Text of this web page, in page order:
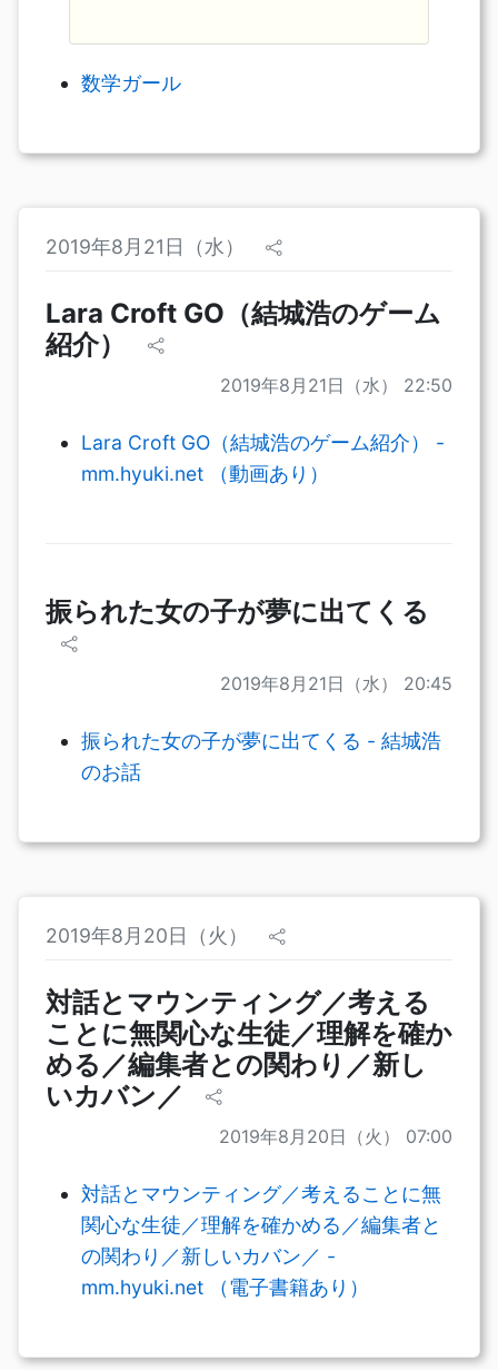
数学ガール
2019年8月21日（水）
Lara Croft GO（結城浩のゲーム
紹介）
2019年8月21日（水） 22:50
Lara Croft GO（結城浩のゲーム紹介） -
mm.hyuki.net （動画あり）
振られた女の子が夢に出てくる
2019年8月21日（水） 20:45
振られた女の子が夢に出てくる - 結城浩
のお話
2019年8月20日（火）
対話とマウンティング／考える
ことに無関心な生徒／理解を確か
める／編集者との関わり／新し
いカバン／
2019年8月20日（火） 07:00
対話とマウンティング／考えることに無
関心な生徒／理解を確かめる／編集者と
の関わり／新しいカバン／ -
mm.hyuki.net （電子書籍あり）